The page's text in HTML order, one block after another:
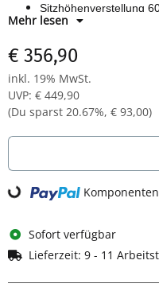
Sitzhöhenverstellung
Rücken- und
poliertes Aluminium
Mehr lesen
€ 356,90
inkl. 19% MwSt.
UVP: € 449,90
(Du sparst 20.67%, € 93,00)
Loading... Sofort verfügbar
Lieferzeit: 9 - 11